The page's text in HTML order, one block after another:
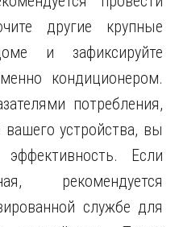
другие крупные
и зафиксируйте
кондиционером.
потребления,
устройства, вы
Если
рекомендуется
службе для